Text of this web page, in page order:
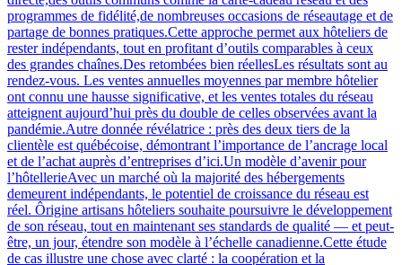
programmes de fidélité,de nombreuses occasions de réseautage et de
partage de bonnes pratiques.Cette approche permet aux hôteliers de
rester indépendants, tout en profitant d’outils comparables à ceux
des grandes chaînes.Des retombées bien réellesLes résultats sont au
rendez-vous. Les ventes annuelles moyennes par membre hôtelier
ont connu une hausse significative, et les ventes totales du réseau
atteignent aujourd’hui près du double de celles observées avant la
pandémie.Autre donnée révélatrice : près des deux tiers de la
clientèle est québécoise, démontrant l’importance de l’ancrage local
et de l’achat auprès d’entreprises d’ici.Un modèle d’avenir pour
l’hôtellerieAvec un marché où la majorité des hébergements
demeurent indépendants, le potentiel de croissance du réseau est
réel. Ôrigine artisans hôteliers souhaite poursuivre le développement
de son réseau, tout en maintenant ses standards de qualité — et peut-
être, un jour, étendre son modèle à l’échelle canadienne.Cette étude
de cas illustre une chose avec clarté : la coopération et la